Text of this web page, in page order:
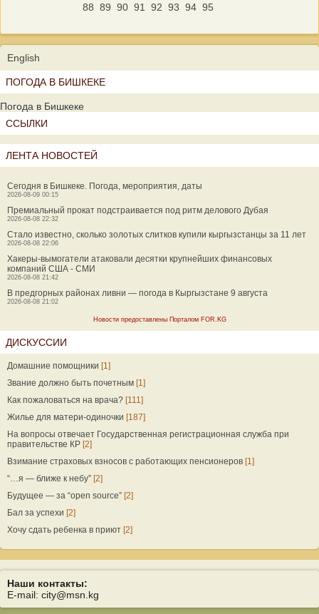
88 89 90 91 92 93 94 95
English
ПОГОДА В БИШКЕКЕ
Погода в Бишкеке
ССЫЛКИ
ЛЕНТА НОВОСТЕЙ
Сегодня в Бишкеке. Погода, мероприятия, даты
2026-08-09 00:15
Премиальный прокат подстраивается под ритм делового Дубая
2026-08-08 22:32
Стало известно, сколько золотых слитков купили кыргызстанцы за 11 лет
2026-08-08 22:06
Хакеры-вымогатели атаковали десятки крупнейших финансовых
компаний США - СМИ
2026-08-08 21:42
В предгорных районах ливни — погода в Кыргызстане 9 августа
2026-08-08 21:02
Новости предоставлены Порталом FOR.KG
ДИСКУССИИ
Домашние помощники [1]
Звание должно быть почетным [1]
Как пожаловаться на врача? [111]
Жилье для матери-одиночки [187]
На вопросы отвечает Государственная регистрационная служба при
правительстве КР [2]
Взимание страховых взносов с работающих пенсионеров [1]
“…я — ближе к небу” [2]
Будущее — за “open source” [2]
Бал за успехи [2]
Хочу сдать ребенка в приют [2]
Наши контакты:
E-mail: city@msn.kg